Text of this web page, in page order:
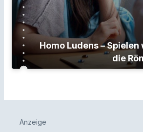
Homo Ludens – Spielen
die
Anzeige